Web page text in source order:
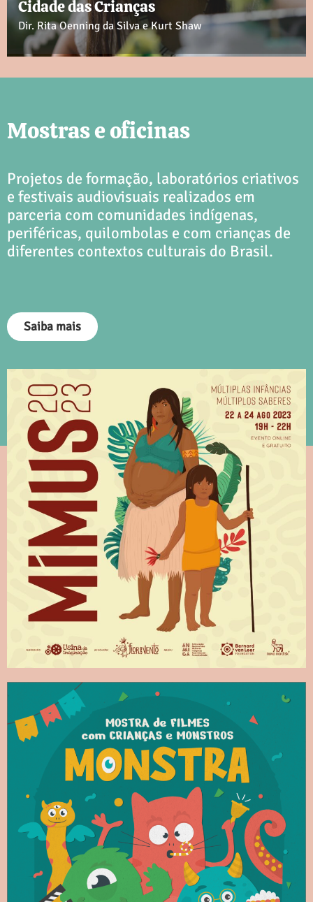
Cidade das Crianças
Dir. Rita Oenning da Silva e Kurt Shaw
Mostras e oficinas
Projetos de formação, laboratórios criativos
e festivais audiovisuais realizados em
parceria com comunidades indígenas,
periféricas, quilombolas e com crianças de
diferentes contextos culturais do Brasil.
Saiba mais